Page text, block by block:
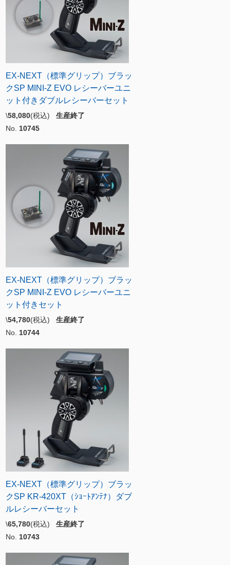
EX-NEXT（標準グリップ）ブラッ
クSP MINI-Z EVO レシーバーユニ
ット付きダブルレシーバーセット
\58,080(税込) 生産終了
No. 10745
EX-NEXT（標準グリップ）ブラッ
クSP MINI-Z EVO レシーバーユニ
ット付きセット
\54,780(税込) 生産終了
No. 10744
EX-NEXT（標準グリップ）ブラッ
クSP KR-420XT（ｼｮｰﾄｱﾝﾃﾅ）ダブ
ルレシーバーセット
\65,780(税込) 生産終了
No. 10743